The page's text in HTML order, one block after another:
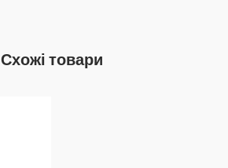
Схожі товари